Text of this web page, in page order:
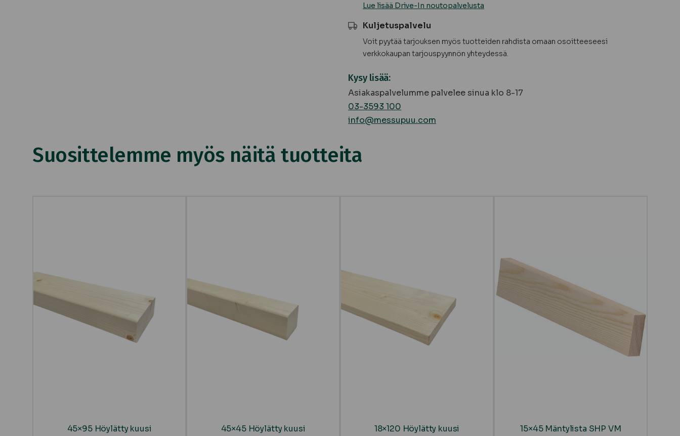
Lue lisää Drive-In noutopalvelusta
Kuljetuspalvelu
Voit pyytää tarjouksen myös tuotteiden rahdista omaan osoitteeseesi
verkkokaupan tarjouspyynnön yhteydessä.
Kysy lisää:
Asiakaspalvelumme palvelee sinua klo 8-17
03-3593 100
info@messupuu.com
Suosittelemme myös näitä tuotteita
45×95 Höylätty kuusi
45×45 Höylätty kuusi
18×120 Höylätty kuusi
15×45 Mäntylista SHP VM